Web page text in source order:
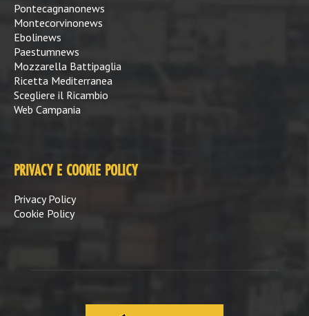
Pontecagnanonews
Montecorvinonews
Ebolinews
Paestumnews
Mozzarella Battipaglia
Ricetta Mediterranea
Scegliere il Ricambio
Web Campania
PRIVACY E COOKIE POLICY
Privacy Policy
Cookie Policy